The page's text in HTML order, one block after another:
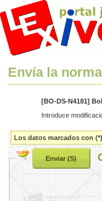
Envía la
[BO-DS-N4181]
Introduce
Los datos marcados con